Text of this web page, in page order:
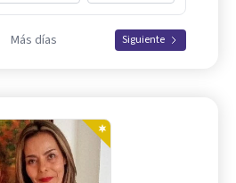
Más días Siguiente